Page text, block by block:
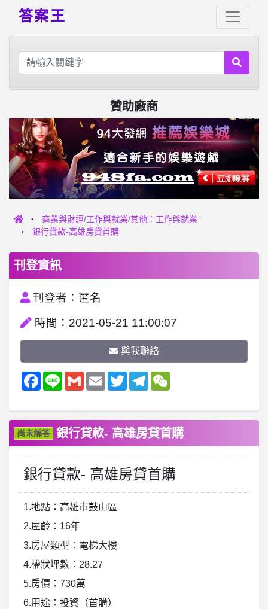
答案王
贊助廠商
商業與財經/工作與就業/其他：工作與就業
銀行貸款-高雄房貸首購
刊登資訊
刊登者：匿名
時間：2021-05-21 11:00:07
與我聯絡
Facebook
Line GmailEmail TwitterTelegramWeChat
尚未解答 銀行貸款- 高雄房貸首購
銀行貸款- 高雄房貸首購
1.地點：高雄市鼓山區
2.屋齡：16年
3.房屋類型︰電梯大樓
4.權狀坪數︰28.27
5.房價：730萬
6.用途：投資（首購）